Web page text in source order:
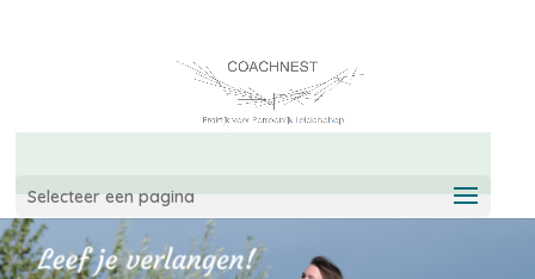
Selecteer een pagina